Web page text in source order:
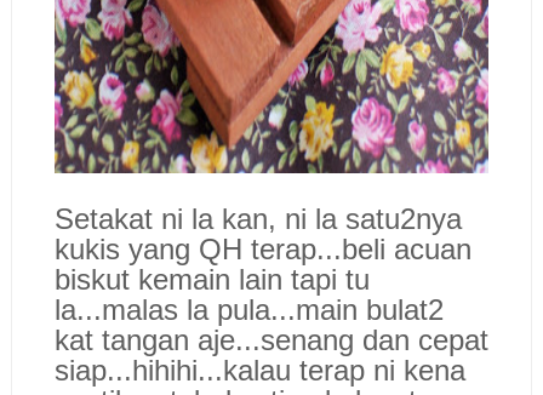
Setakat ni la kan, ni la satu2nya
kukis yang QH terap...beli acuan
biskut kemain lain tapi tu
la...malas la pula...main bulat2
kat tangan aje...senang dan cepat
siap...hihihi...kalau terap ni kena